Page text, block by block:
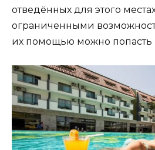
отведённых для этого
ограниченными
их помощью можно попасть